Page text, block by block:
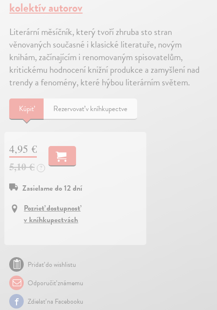
kolektív autorov
Literární měsíčník, který tvoří zhruba sto stran
věnovaných současné i klasické literatuře, novým
knihám, začínajícím i renomovaným spisovatelům,
kritickému hodnocení knižní produkce a zamyšlení nad
trendy a fenomény, které hýbou literárním světem.
Kúpiť Rezervovať v kníhkupectve
4,95 €
5,10 €
?
Zasielame do 12 dní
Pozrieť dostupnosť
v kníhkupectvách
Pridať do wishlistu
Odporučiť známemu
Zdielať na Facebooku